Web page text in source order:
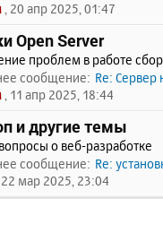
, 20 апр 2025, 01:47
Open Server
проблем в работе
сообщение: Re: Сервер
, 11 апр 2025, 18:44
и другие темы
о веб-разработке
сообщение: Re:
, 22 мар 2025, 23:04